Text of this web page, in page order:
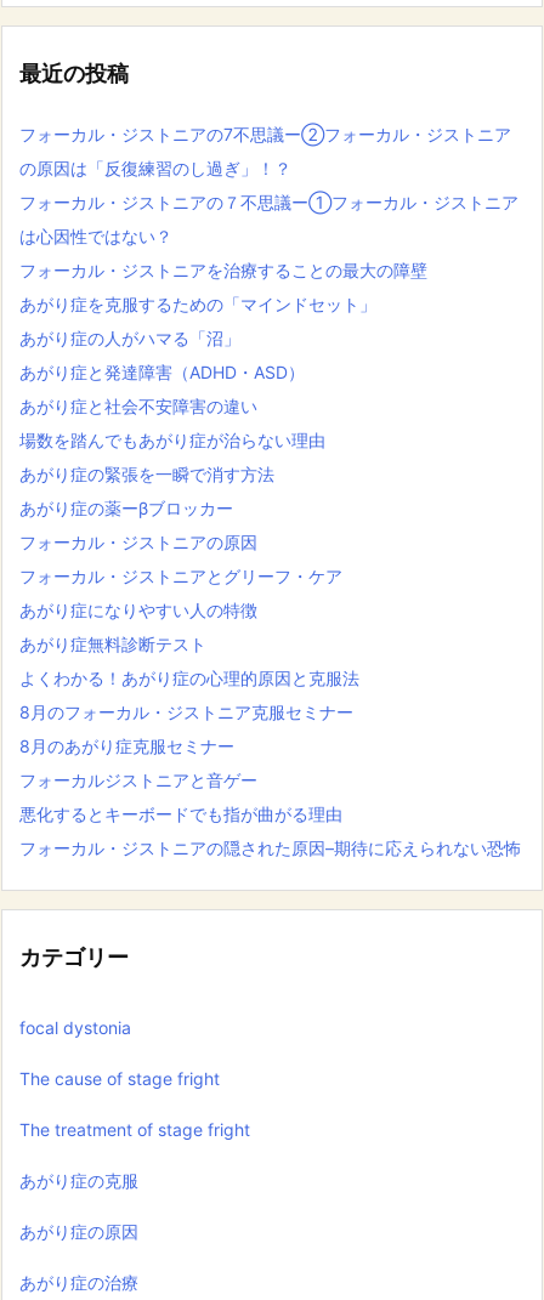
最近の投稿
フォーカル・ジストニアの7不思議ー②フォーカル・ジストニア
の原因は「反復練習のし過ぎ」！？
フォーカル・ジストニアの７不思議ー①フォーカル・ジストニア
は心因性ではない？
フォーカル・ジストニアを治療することの最大の障壁
あがり症を克服するための「マインドセット」
あがり症の人がハマる「沼」
あがり症と発達障害（ADHD・ASD）
あがり症と社会不安障害の違い
場数を踏んでもあがり症が治らない理由
あがり症の緊張を一瞬で消す方法
あがり症の薬ーβブロッカー
フォーカル・ジストニアの原因
フォーカル・ジストニアとグリーフ・ケア
あがり症になりやすい人の特徴
あがり症無料診断テスト
よくわかる！あがり症の心理的原因と克服法
8月のフォーカル・ジストニア克服セミナー
8月のあがり症克服セミナー
フォーカルジストニアと音ゲー
悪化するとキーボードでも指が曲がる理由
フォーカル・ジストニアの隠された原因–期待に応えられない恐怖
カテゴリー
focal dystonia
The cause of stage fright
The treatment of stage fright
あがり症の克服
あがり症の原因
あがり症の治療